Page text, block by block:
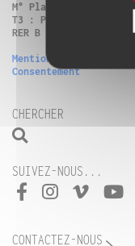
M° Place d’Italie +
T3 : Poterne des
RER B Gentilly ou
Mentions légales
Consentement
CHERCHER
SUIVEZ-NOUS...
CONTACTEZ-NOUS